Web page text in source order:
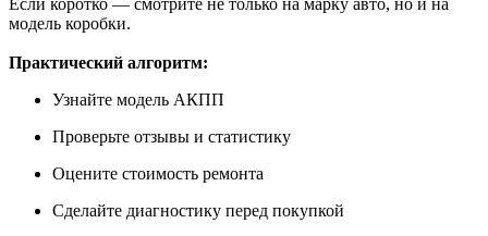
Если коротко — смотрите не только на марку авто, но и на
модель коробки.
Практический алгоритм:
Узнайте модель АКПП
Проверьте отзывы и статистику
Оцените стоимость ремонта
Сделайте диагностику перед покупкой